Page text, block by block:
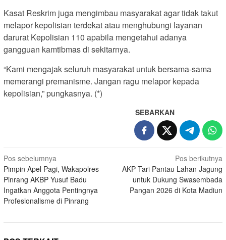
Kasat Reskrim juga mengimbau masyarakat agar tidak takut
melapor kepolisian terdekat atau menghubungi layanan
darurat Kepolisian 110 apabila mengetahui adanya
gangguan kamtibmas di sekitarnya.
“Kami mengajak seluruh masyarakat untuk bersama-sama
memerangi premanisme. Jangan ragu melapor kepada
kepolisian,” pungkasnya. (*)
SEBARKAN
Navigasi
pos
Pos sebelumnya
Pimpin Apel Pagi, Wakapolres
Pinrang AKBP Yusuf Badu
Ingatkan Anggota Pentingnya
Profesionalisme di Pinrang
Pos berikutnya
AKP Tari Pantau Lahan Jagung
untuk Dukung Swasembada
Pangan 2026 di Kota Madiun